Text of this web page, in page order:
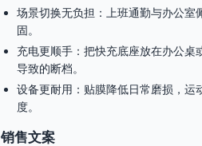
场景切换无负担：上班通勤与办公室
固。
充电更顺手：把快充底座放在办公桌
导致的断档。
设备更耐用：贴膜降低日常磨损，运
度。
销售文案